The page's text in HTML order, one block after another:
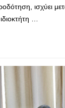
ισχύει
…